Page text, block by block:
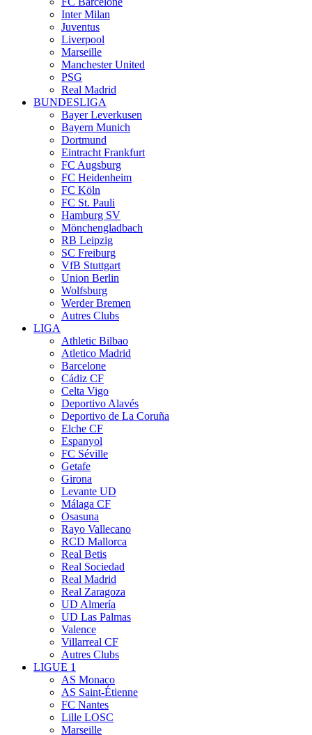
Inter Milan
Juventus
Liverpool
Marseille
Manchester United
PSG
Real Madrid
BUNDESLIGA
Bayer Leverkusen
Bayern Munich
Dortmund
Eintracht Frankfurt
FC Augsburg
FC Heidenheim
FC Köln
FC St. Pauli
Hamburg SV
Mönchengladbach
RB Leipzig
SC Freiburg
VfB Stuttgart
Union Berlin
Wolfsburg
Werder Bremen
Autres Clubs
LIGA
Athletic Bilbao
Atletico Madrid
Barcelone
Cádiz CF
Celta Vigo
Deportivo Alavés
Deportivo de La Coruña
Elche CF
Espanyol
FC Séville
Getafe
Girona
Levante UD
Málaga CF
Osasuna
Rayo Vallecano
RCD Mallorca
Real Betis
Real Sociedad
Real Madrid
Real Zaragoza
UD Almería
UD Las Palmas
Valence
Villarreal CF
Autres Clubs
LIGUE 1
AS Monaco
AS Saint-Étienne
FC Nantes
Lille LOSC
Marseille